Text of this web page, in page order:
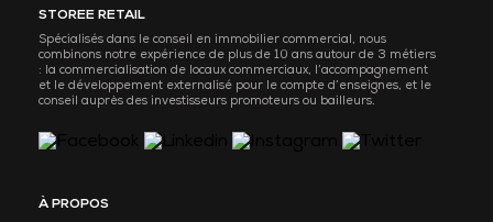
STOREE RETAIL
Spécialisés dans le conseil en immobilier commercial, nous
combinons notre expérience de plus de 10 ans autour de 3 métiers
: la commercialisation de locaux commerciaux, l’accompagnement
et le développement externalisé pour le compte d’enseignes, et le
conseil auprès des investisseurs promoteurs ou bailleurs.
À PROPOS